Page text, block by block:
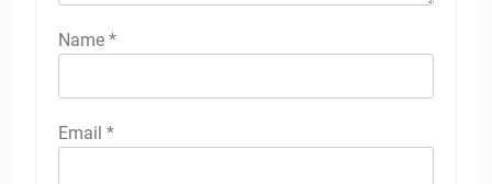
Name *
Email *